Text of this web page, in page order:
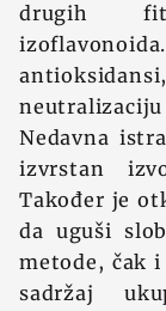
drugih
Nedavna
izvrstan
Također je
da uguši
metode, čak
sadržaj